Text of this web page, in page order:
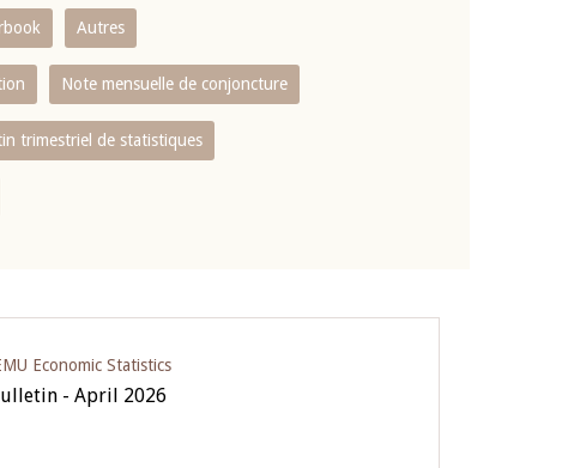
Autres
Note mensuelle de conjoncture
trimestriel de statistiques
Economic Statistics
- April 2026